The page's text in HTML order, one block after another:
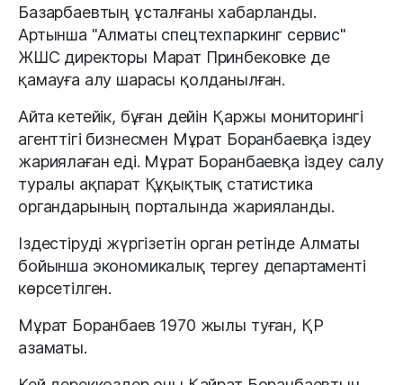
Базарбаевтың ұсталғаны хабарланды.
Артынша "Алматы спецтехпаркинг сервис"
ЖШС директоры Марат Принбековке де
қамауға алу шарасы қолданылған.
Айта кетейік, бұған дейін Қаржы мониторингі
агенттігі бизнесмен Мұрат Боранбаевқа іздеу
жариялаған еді. Мұрат Боранбаевқа іздеу салу
туралы ақпарат Құқықтық статистика
органдарының порталында жарияланды.
Іздестіруді жүргізетін орган ретінде Алматы
бойынша экономикалық тергеу департаменті
көрсетілген.
Мұрат Боранбаев 1970 жылы туған, ҚР
азаматы.